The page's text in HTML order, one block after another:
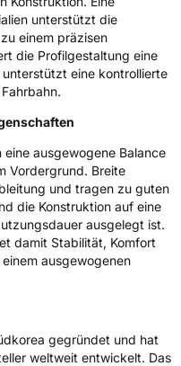
GmbH, KUMHO TIRE
Str. 110-112
Germany, kumhotire.de,
unterstützt die
einem präzisen
die Profilgestaltung eine
eine kontrollierte
eine ausgewogene Balance
Vordergrund. Breite
und tragen zu guten
die Konstruktion auf eine
ausgelegt ist.
damit Stabilität, Komfort
ausgewogenen
gegründet und hat
weltweit entwickelt. Das